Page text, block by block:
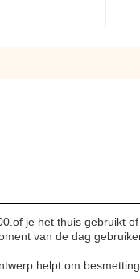
je het thuis gebruikt of
van de dag
helpt om